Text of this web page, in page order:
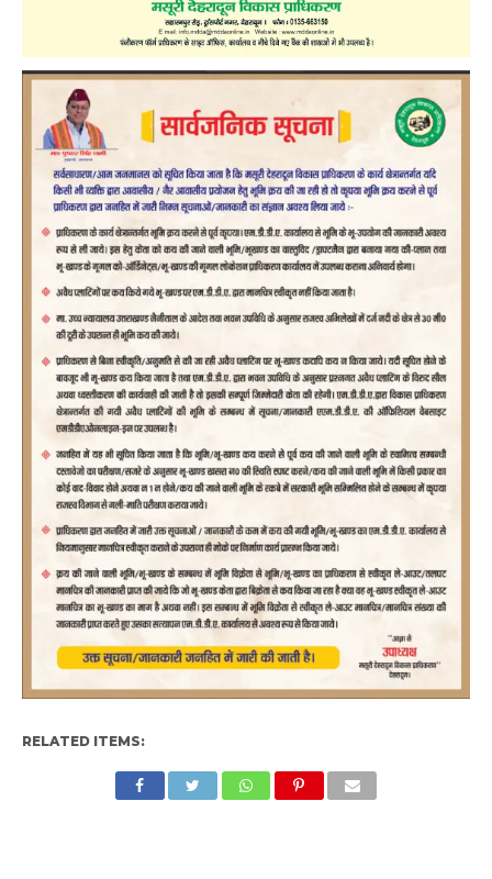
RELATED ITEMS: